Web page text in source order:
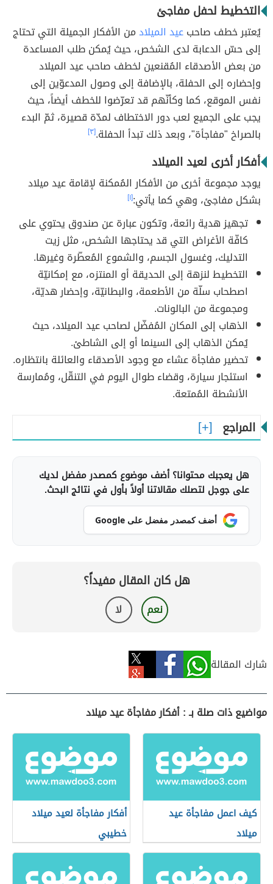
التخطيط لحفل مفاجئ
يُعتبر خطف صاحبعيد الميلادمن الأفكار الجميلة التي تحتاج
إلى حسّ الدعابة لدى الشخص، حيث يُمكن طلب المساعدة
من بعض الأصدقاء المُقنعين لخطف صاحب عيد الميلاد
وإحضاره إلى الحفلة، بالإضافة إلى وصول المدعوّين إلى
نفس الموقع، كما وكأنّهم قد تعرّضوا للخطف أيضاً، حيث
يجب على الجميع لعب دور الاختطاف لمدّة قصيرة، ثمّ البدء
بالصراخ "مفاجأة"، وبعد ذلك تبدأ الحفلة.[٣]
أفكار أخرى لعيد الميلاد
يوجد مجموعة أخرى من الأفكار المُمكنة لإقامة عيد ميلاد
بشكل مفاجئ، وهي كما يأتي:[١]
تجهيز هدية رائعة، وتكون عبارة عن صندوق يحتوي على
كافّة الأغراض التي قد يحتاجها الشخص، مثل زيت
التدليك، وغسول الجسم، والشموع المُعطّرة وغيرها.
التخطيط لنزهة إلى الحديقة أو المنتزه، مع إمكانيّة
اصطحاب سلّة من الأطعمة، والبطانيّة، وإحضار هديّة،
ومجموعة من البالونات.
الذهاب إلى المكان المُفضّل لصاحب عيد الميلاد، حيث
يُمكن الذهاب إلى السينما أو إلى الشاطئ.
تحضير مفاجأة عشاء مع وجود الأصدقاء والعائلة بانتظاره.
استئجار سيارة، وقضاء طوال اليوم في التنقّل، ومُمارسة
الأنشطة المُمتعة.
المراجع
هل يعجبك محتوانا؟ أضف موضوع كمصدر مفضل لديك
على جوجل لتصلك مقالاتنا أولاً بأول في نتائج البحث.
أضف كمصدر مفضل على Google
هل كان المقال مفيداً؟
نعم لا
شارك المقالة
مواضيع ذات صلة بـ : أفكار مفاجأة عيد ميلاد
كيف اعمل مفاجأة عيد
ميلاد
أفكار مفاجأة لعيد ميلاد
خطيبي